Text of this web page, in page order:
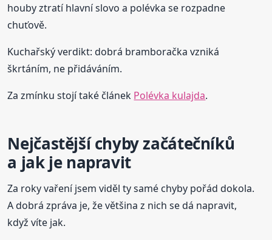
houby ztratí hlavní slovo a polévka se rozpadne
chuťově.
Kuchařský verdikt: dobrá bramboračka vzniká
škrtáním, ne přidáváním.
Za zmínku stojí také článek Polévka kulajda.
Nejčastější chyby začátečníků
a jak je napravit
Za roky vaření jsem viděl ty samé chyby pořád dokola.
A dobrá zpráva je, že většina z nich se dá napravit,
když víte jak.